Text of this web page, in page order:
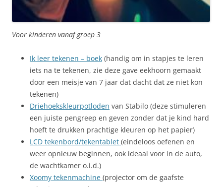
Voor kinderen vanaf groep 3
Ik leer tekenen – boek (handig om in stapjes te leren
iets na te tekenen, zie deze gave eekhoorn gemaakt
door een meisje van 7 jaar dat dacht dat ze niet kon
tekenen)
Driehoekskleurpotloden van Stabilo (deze stimuleren
een juiste pengreep en geven zonder dat je kind hard
hoeft te drukken prachtige kleuren op het papier)
LCD tekenbord/tekentablet (eindeloos oefenen en
weer opnieuw beginnen, ook ideaal voor in de auto,
de wachtkamer o.i.d.)
Xoomy tekenmachine (projector om de gaafste